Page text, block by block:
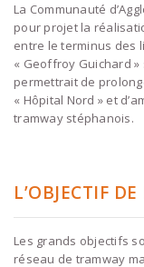
La Communauté
pour projet la
entre le terminus des
« Geoffroy Guichard »
permettrait de
« Hôpital Nord » et
tramway stéphanois.
L’OBJECTIF
Les grands objectifs
réseau de tramway